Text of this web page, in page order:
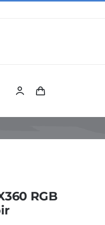
RGB